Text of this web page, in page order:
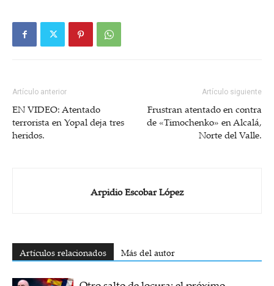
Artículo anterior
EN VIDEO: Atentado
terrorista en Yopal deja tres
heridos.
Artículo siguiente
Frustran atentado en contra
de «Timochenko» en Alcalá,
Norte del Valle.
Arpidio Escobar López
Artículos relacionados Más del autor